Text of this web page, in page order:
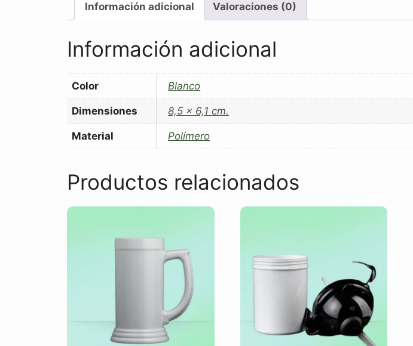
Información adicional Valoraciones (0)
Información adicional
Color Blanco
Dimensiones 8,5 x 6,1 cm.
Material Polímero
Productos relacionados